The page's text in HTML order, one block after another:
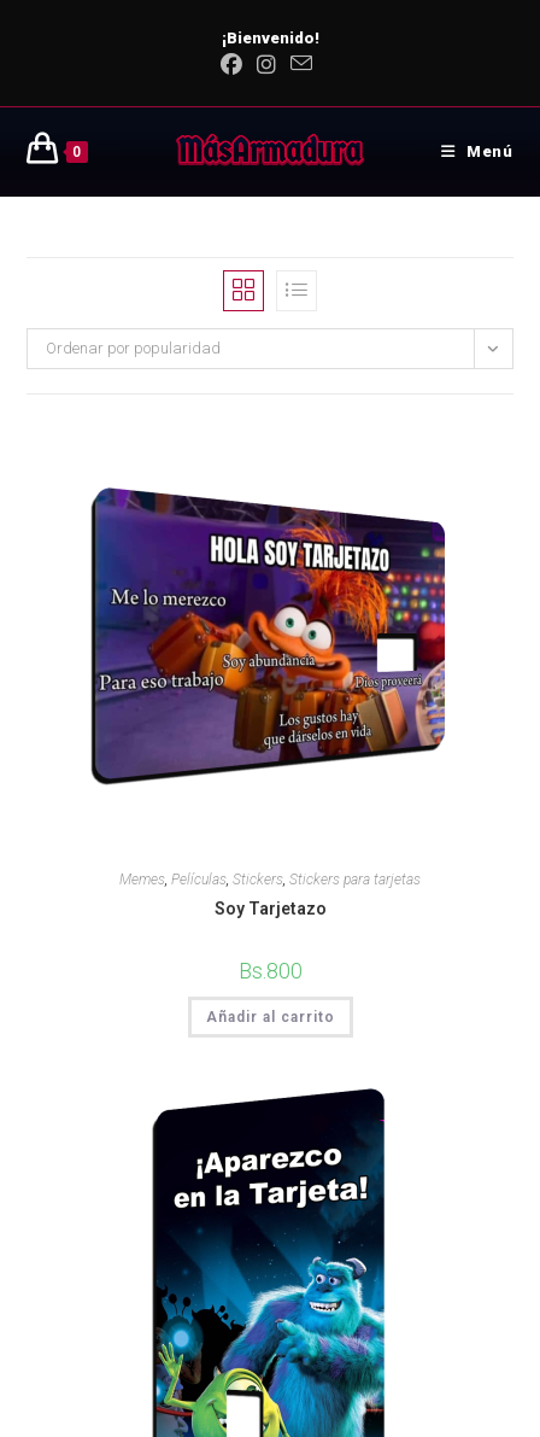
¡Bienvenido!
0 Menú
Ordenar por popularidad
Memes, Películas, Stickers, Stickers para tarjetas
Soy Tarjetazo
Bs. 800
Añadir al carrito